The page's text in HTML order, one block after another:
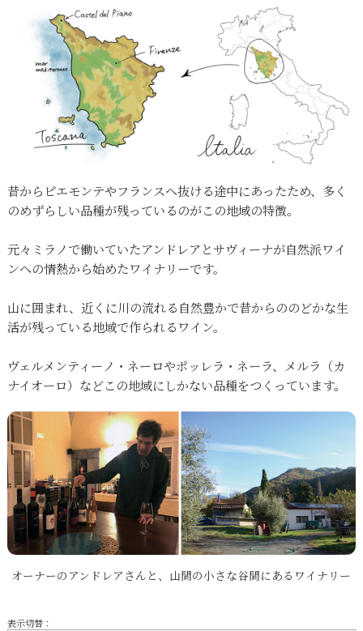
昔からピエモンテやフランスへ抜ける途中にあったため、多く
のめずらしい品種が残っているのがこの地域の特徴。
元々ミラノで働いていたアンドレアとサヴィーナが自然派ワイ
ンへの情熱から始めたワイナリーです。
山に囲まれ、近くに川の流れる自然豊かで昔からののどかな生
活が残っている地域で作られるワイン。
ヴェルメンティーノ・ネーロやポッレラ・ネーラ、メルラ（カ
ナイオーロ）などこの地域にしかない品種をつくっています。
オーナーのアンドレアさんと、山間の小さな谷間にあるワイナリー
表示切替：